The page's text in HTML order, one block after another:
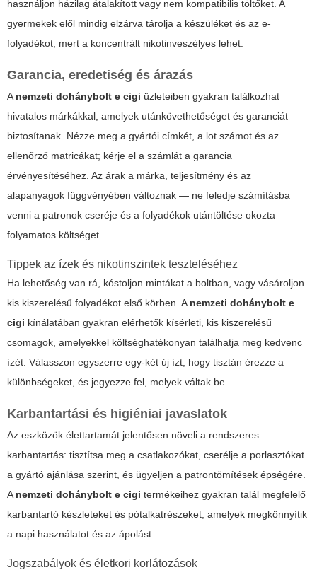
használjon házilag átalakított vagy nem kompatibilis töltőket. A
gyermekek elől mindig elzárva tárolja a készüléket és az e-
folyadékot, mert a koncentrált nikotinveszélyes lehet.
Garancia, eredetiség és árazás
Anemzeti dohánybolt e cigi üzleteiben gyakran találkozhat
hivatalos márkákkal, amelyek utánkövethetőséget és garanciát
biztosítanak. Nézze meg a gyártói címkét, a lot számot és az
ellenőrző matricákat; kérje el a számlát a garancia
érvényesítéséhez. Az árak a márka, teljesítmény és az
alapanyagok függvényében változnak — ne feledje számításba
venni a patronok cseréje és a folyadékok utántöltése okozta
folyamatos költséget.
Tippek az ízek és nikotinszintek teszteléséhez
Ha lehetőség van rá, kóstoljon mintákat a boltban, vagy vásároljon
kis kiszerelésű folyadékot első körben. Anemzeti dohánybolt e
cigi kínálatában gyakran elérhetők kísérleti, kis kiszerelésű
csomagok, amelyekkel költséghatékonyan találhatja meg kedvenc
ízét. Válasszon egyszerre egy-két új ízt, hogy tisztán érezze a
különbségeket, és jegyezze fel, melyek váltak be.
Karbantartási és higiéniai javaslatok
Az eszközök élettartamát jelentősen növeli a rendszeres
karbantartás: tisztítsa meg a csatlakozókat, cserélje a porlasztókat
a gyártó ajánlása szerint, és ügyeljen a patrontömítések épségére.
Anemzeti dohánybolt e cigi termékeihez gyakran talál megfelelő
karbantartó készleteket és pótalkatrészeket, amelyek megkönnyítik
a napi használatot és az ápolást.
Jogszabályok és életkori korlátozások